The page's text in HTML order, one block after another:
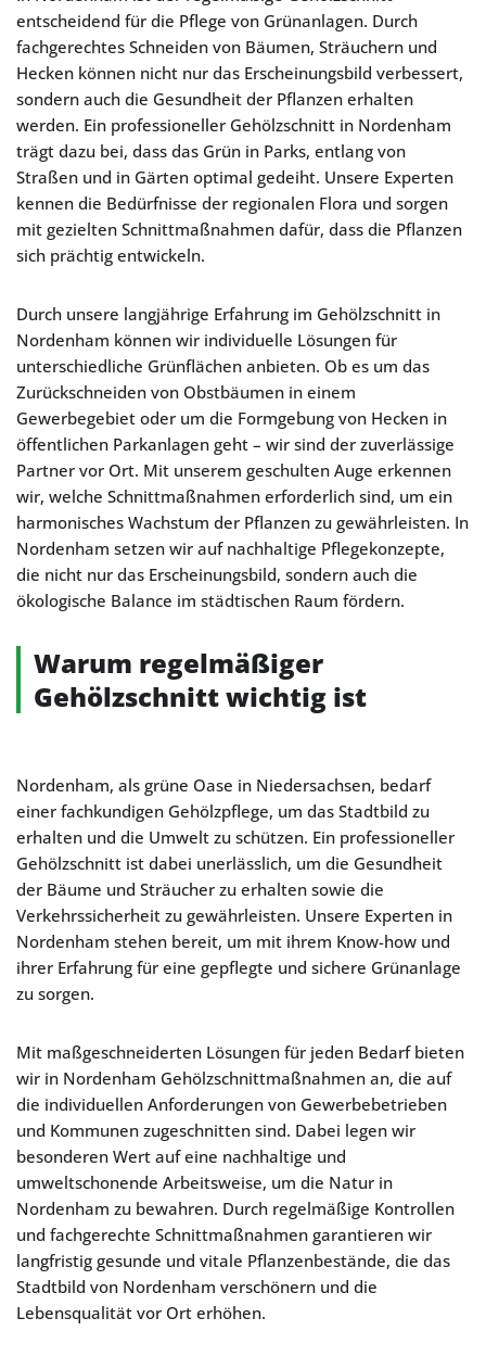
entscheidend für die Pflege von Grünanlagen. Durch
fachgerechtes Schneiden von Bäumen, Sträuchern und
Hecken können nicht nur das Erscheinungsbild verbessert,
sondern auch die Gesundheit der Pflanzen erhalten
werden. Ein professioneller Gehölzschnitt in Nordenham
trägt dazu bei, dass das Grün in Parks, entlang von
Straßen und in Gärten optimal gedeiht. Unsere Experten
kennen die Bedürfnisse der regionalen Flora und sorgen
mit gezielten Schnittmaßnahmen dafür, dass die Pflanzen
sich prächtig entwickeln.
Durch unsere langjährige Erfahrung im Gehölzschnitt in
Nordenham können wir individuelle Lösungen für
unterschiedliche Grünflächen anbieten. Ob es um das
Zurückschneiden von Obstbäumen in einem
Gewerbegebiet oder um die Formgebung von Hecken in
öffentlichen Parkanlagen geht – wir sind der zuverlässige
Partner vor Ort. Mit unserem geschulten Auge erkennen
wir, welche Schnittmaßnahmen erforderlich sind, um ein
harmonisches Wachstum der Pflanzen zu gewährleisten. In
Nordenham setzen wir auf nachhaltige Pflegekonzepte,
die nicht nur das Erscheinungsbild, sondern auch die
ökologische Balance im städtischen Raum fördern.
Warum regelmäßiger
Gehölzschnitt wichtig ist
Nordenham, als grüne Oase in Niedersachsen, bedarf
einer fachkundigen Gehölzpflege, um das Stadtbild zu
erhalten und die Umwelt zu schützen. Ein professioneller
Gehölzschnitt ist dabei unerlässlich, um die Gesundheit
der Bäume und Sträucher zu erhalten sowie die
Verkehrssicherheit zu gewährleisten. Unsere Experten in
Nordenham stehen bereit, um mit ihrem Know-how und
ihrer Erfahrung für eine gepflegte und sichere Grünanlage
zu sorgen.
Mit maßgeschneiderten Lösungen für jeden Bedarf bieten
wir in Nordenham Gehölzschnittmaßnahmen an, die auf
die individuellen Anforderungen von Gewerbebetrieben
und Kommunen zugeschnitten sind. Dabei legen wir
besonderen Wert auf eine nachhaltige und
umweltschonende Arbeitsweise, um die Natur in
Nordenham zu bewahren. Durch regelmäßige Kontrollen
und fachgerechte Schnittmaßnahmen garantieren wir
langfristig gesunde und vitale Pflanzenbestände, die das
Stadtbild von Nordenham verschönern und die
Lebensqualität vor Ort erhöhen.